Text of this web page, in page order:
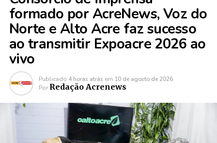
formado por AcreNews, Voz do
Norte e Alto Acre faz sucesso
ao transmitir Expoacre 2026 ao
vivo
Publicado 4 horas atrás em 10 de agosto de 2026
Por Redação Acrenews